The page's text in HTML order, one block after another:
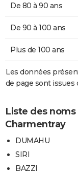
De 80 à 90 ans
De 90 à 100 ans
Plus de 100 ans
Les données
de page sont issues
Liste des
Charmentray
DUMAHU
SIRI
BAZZI